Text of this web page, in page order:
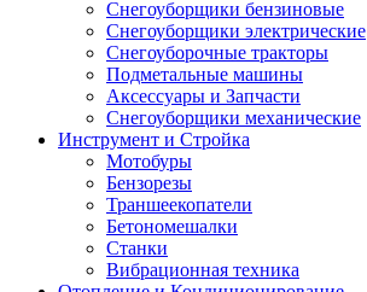
Снегоуборщики бензиновые
Снегоуборщики электрические
Снегоуборочные тракторы
Подметальные машины
Аксессуары и Запчасти
Снегоуборщики механические
Инструмент и Стройка
Мотобуры
Бензорезы
Траншеекопатели
Бетономешалки
Станки
Вибрационная техника